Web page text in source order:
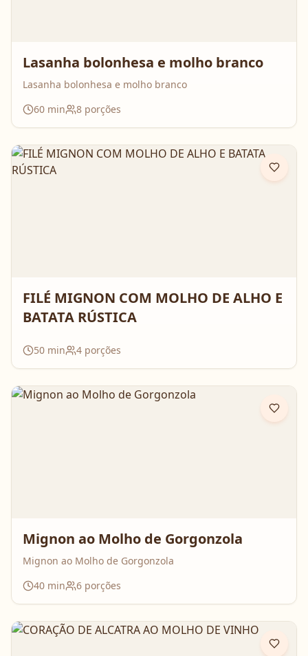
Lasanha bolonhesa e molho branco
Lasanha bolonhesa e molho branco
60 min 8 porções
FILÉ MIGNON COM MOLHO DE ALHO E
BATATA RÚSTICA
50 min 4 porções
Mignon ao Molho de Gorgonzola
Mignon ao Molho de Gorgonzola
40 min 6 porções